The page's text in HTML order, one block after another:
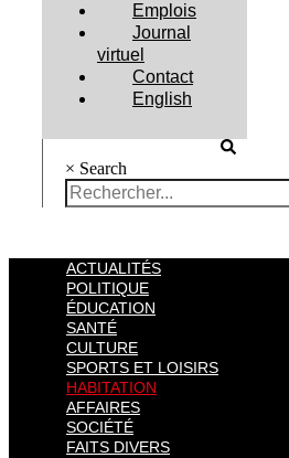
Emplois
Journal
virtuel
Contact
English
× Search
ACTUALITÉS
POLITIQUE
ÉDUCATION
SANTÉ
CULTURE
SPORTS ET LOISIRS
HABITATION
AFFAIRES
SOCIÉTÉ
FAITS DIVERS